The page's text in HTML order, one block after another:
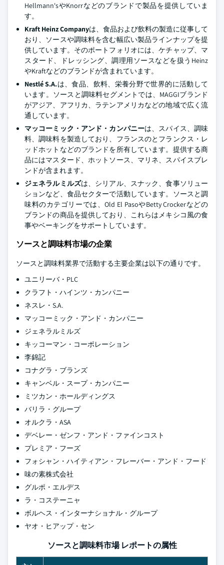
Hellmann'sやKnorrなどのブランドで製品を提供していま
す。
Kraft Heinz Companyは、食品および飲料の製造に従事して
おり、ソースや調味料を含む幅広い製品ラインナップを提
供しています。そのポートフォリオには、ケチャップ、マ
スタード、ドレッシング、調理用ソースなどを扱うHeinz
やKraftなどのブランドが含まれています。
Nestlé S.A.は、食品、飲料、栄養分野で世界的に活動して
います。ソースと調味料セグメントでは、MAGGIブランド
がアジア、アフリカ、ラテンアメリカなどの地域で広く流
通しています。
マッコーミック・アンド・カンパニーは、スパイス、調味
料、調味料を製造しており、フランスのとフランクス・レ
ッドホットなどのブランドを所有しています。提供する商
品にはマスタード、ホットソース、マリネ、スパイスブレ
ンドが含まれます。
ジェネラルミルズは、シリアル、スナック、食事ソリュー
ションなど、食品セクターで活動しています。ソースと調
味料のカテゴリーでは、Old El PasoやBetty Crockerなどの
ブランドの商品を提供しており、これらはメキシコ風の食
事やベーキングをサポートしています。
ソースと調味料市場の企業
ソースと調味料業界で活動する主要企業は以下の通りです。
ユニリーバ・PLC
クラフト・ハインツ・カンパニー
ネスレ・S.A.
マッコーミック・アンド・カンパニー
ジェネラルミルズ
キッコーマン・コーポレーション
李錦記
コナグラ・ブランズ
キャンベル・スープ・カンパニー
ミツカン・ホールディングス
バリラ・グループ
オルクラ・ASA
デベレー・ゼンフ・アンド・ファインコスト
プレミア・フーズ
フォシャン・ハイティアン・フレーバー・アンド・フード
味の素株式会社
グルポ・エルデス
ラ・コステーニャ
ボルヘス・インターナショナル・グループ
ヤオ・ヒアップ・セン
ソースと調味料市場 レポートの属性